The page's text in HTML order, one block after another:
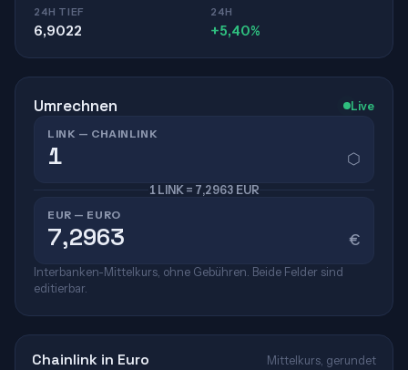
24H TIEF
6,9022
24H
+5,40%
Umrechnen Live
LINK — CHAINLINK
⬡
1 LINK = 7,2963 EUR
EUR — EURO
€
Interbanken-Mittelkurs, ohne Gebühren. Beide Felder sind
editierbar.
Chainlink in Euro Mittelkurs, gerundet